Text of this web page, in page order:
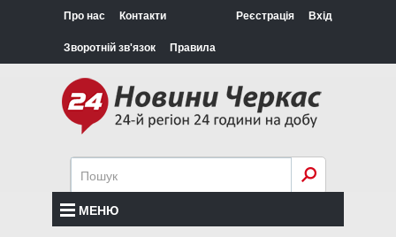
Про нас Контакти
Зворотній зв'язок Правила
Реєстрація Вхід
МЕНЮ